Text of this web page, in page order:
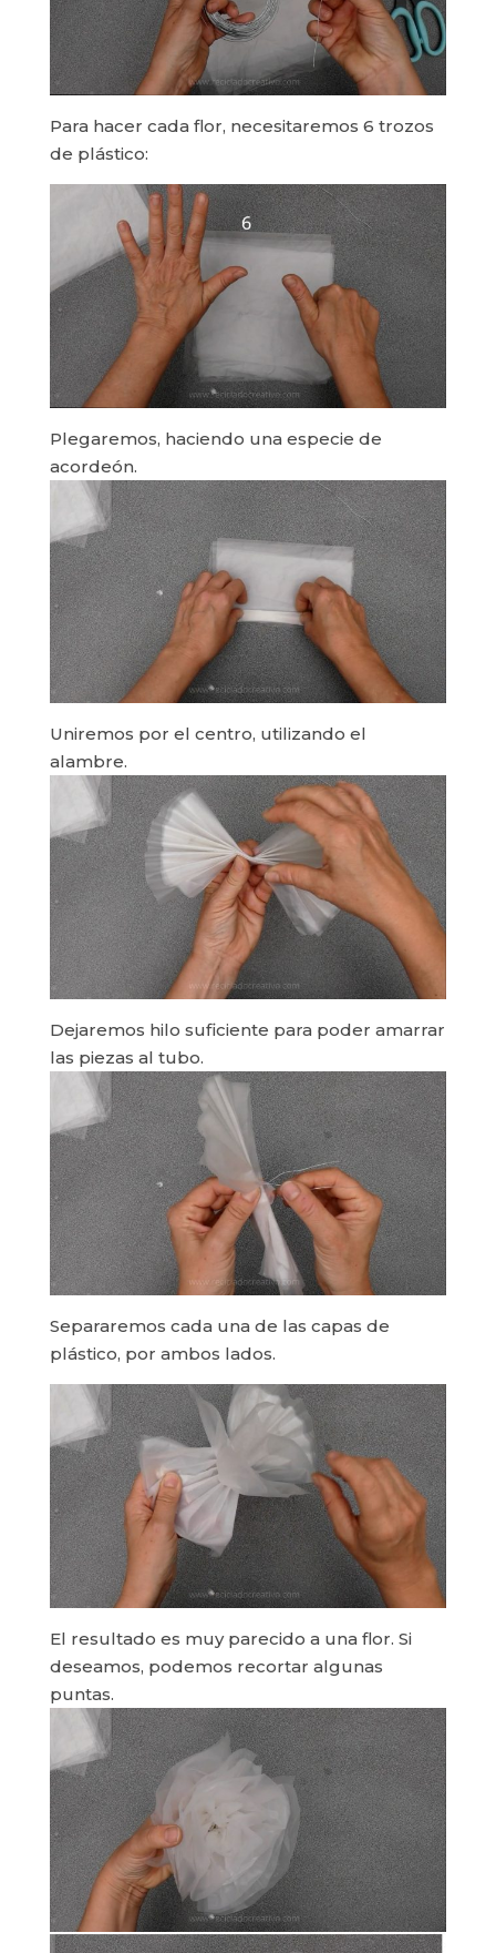
Para hacer cada flor, necesitaremos 6 trozos
de plástico:
Plegaremos, haciendo una especie de
acordeón.
Uniremos por el centro, utilizando el
alambre.
Dejaremos hilo suficiente para poder amarrar
las piezas al tubo.
Separaremos cada una de las capas de
plástico, por ambos lados.
El resultado es muy parecido a una flor. Si
deseamos, podemos recortar algunas
puntas.